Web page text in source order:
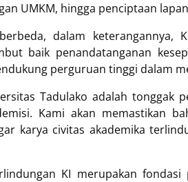
UMKM, hingga penciptaan
dalam keterangannya,
baik penandatanganan
perguruan tinggi dalam
Tadulako adalah tonggak
Kami akan memastikan
karya civitas akademika
KI merupakan